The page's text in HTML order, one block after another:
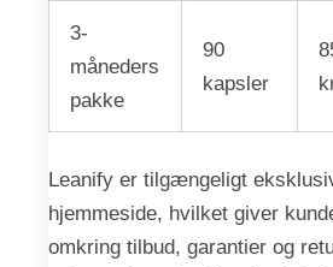
3-
måneders
pakke
90
kapsler
Leanify er tilgængeligt
hjemmeside, hvilket giver
omkring tilbud, garantier og